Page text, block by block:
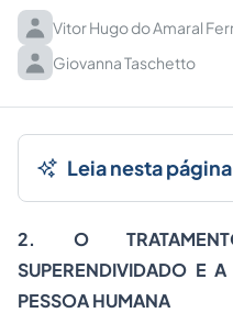
Vitor Hugo do Amaral
Giovanna Taschetto
Leia nesta
2. O
SUPERENDIVIDADO E
PESSOA HUMANA